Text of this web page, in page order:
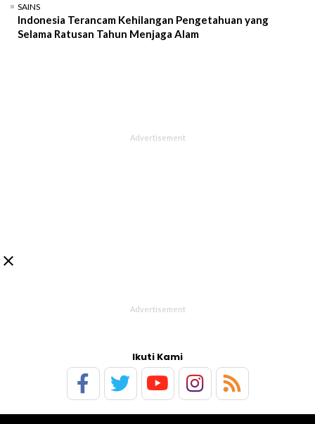
SAINS
Indonesia Terancam Kehilangan Pengetahuan yang
Selama Ratusan Tahun Menjaga Alam

Ikuti Kami